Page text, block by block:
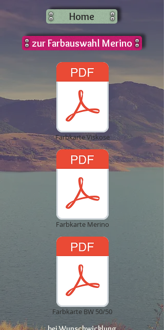
Home
zur Farbauswahl Merino
Farbkarte Viskose
Farbkarte Merino
Farbkarte BW 50/50